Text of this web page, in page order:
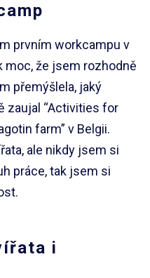
prvním workcampu v
moc, že jsem rozhodně
přemýšlela, jaký
zaujal “Activities for
farm” v Belgii.
ale nikdy jsem si
práce, tak jsem si
i